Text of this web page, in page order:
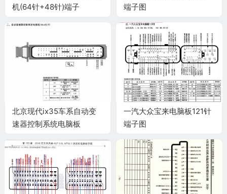
机(64针+48针)端子
端子图
北京现代ix35车系自动变
速器控制系统电脑板
一汽大众宝来电脑板121针
端子图